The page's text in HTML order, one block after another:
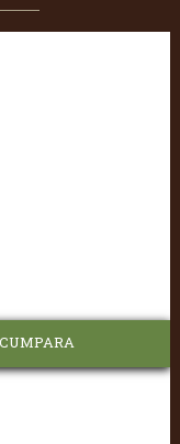
CUMPARA